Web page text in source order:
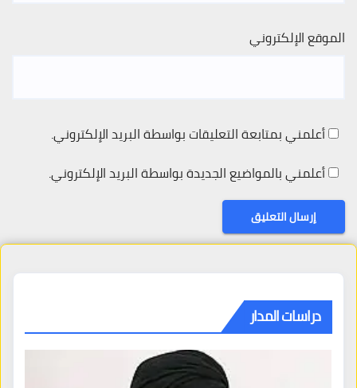
الموقع الإلكتروني
أعلمني بمتابعة التعليقات بواسطة البريد الإلكتروني.
أعلمني بالمواضيع الجديدة بواسطة البريد الإلكتروني.
دراسات المدار